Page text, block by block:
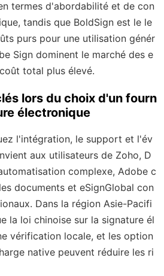
termes d'abordabilité et de con
tandis que BoldSign est le le
purs pour une utilisation génér
Sign dominent le marché des e
total plus élevé.
lors du choix d'un fourn
électronique
l'intégration, le support et l'év
aux utilisateurs de Zoho, D
complexe, Adobe c
documents et eSignGlobal con
Dans la région Asie-Pacifi
la loi chinoise sur la signature él
vérification locale, et les option
native peuvent réduire les ri